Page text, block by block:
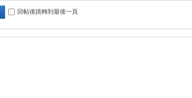
回帖後跳轉到最後一頁